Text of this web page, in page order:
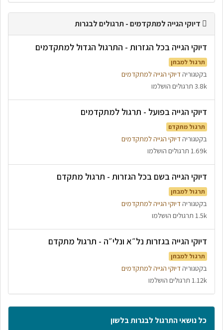
דיוקי הגייה למתקדמים - תרגולים לבגרות
דיוקי הגייה בכל הגזרות - התרגול הגדול למתקדמים
תרגול למבחן
בקטגוריהדיוקי הגייה למתקדמים
3.8k תרגולים הושלמו
דיוקי הגייה בפועל - תרגול למתקדמים
תרגול מתקדם
בקטגוריהדיוקי הגייה למתקדמים
1.69k תרגולים הושלמו
דיוקי הגייה בשם בכל הגזרות - תרגול מתקדם
תרגול למבחן
בקטגוריהדיוקי הגייה למתקדמים
1.5k תרגולים הושלמו
דיוקי הגייה בגזרות נל״א ונלי״ה - תרגול מתקדם
תרגול למבחן
בקטגוריהדיוקי הגייה למתקדמים
1.12k תרגולים הושלמו
כל נושאי התרגול לבגרות בלשון